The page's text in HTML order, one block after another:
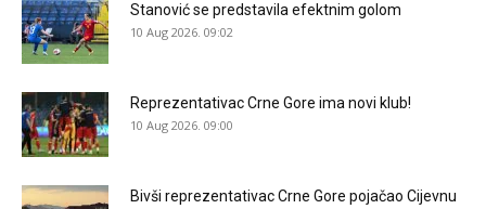
Stanović se predstavila efektnim golom
10 Aug 2026. 09:02
Reprezentativac Crne Gore ima novi klub!
10 Aug 2026. 09:00
Bivši reprezentativac Crne Gore pojačao Cijevnu